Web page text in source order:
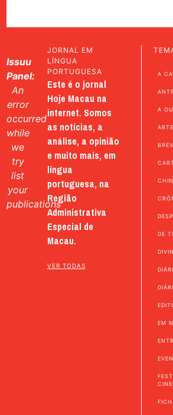
Issuu
Panel:
An
error
occurred
while
we
try
list
your
publications
JORNAL EM
LÍNGUA
PORTUGUESA
Este é o jornal
Hoje Macau na
internet. Somos
as notícias, a
análise, a opinião
e muito mais, em
língua
portuguesa, na
Região
Administrativa
Especial de
Macau.
VER TODAS
A
A
DE
EM